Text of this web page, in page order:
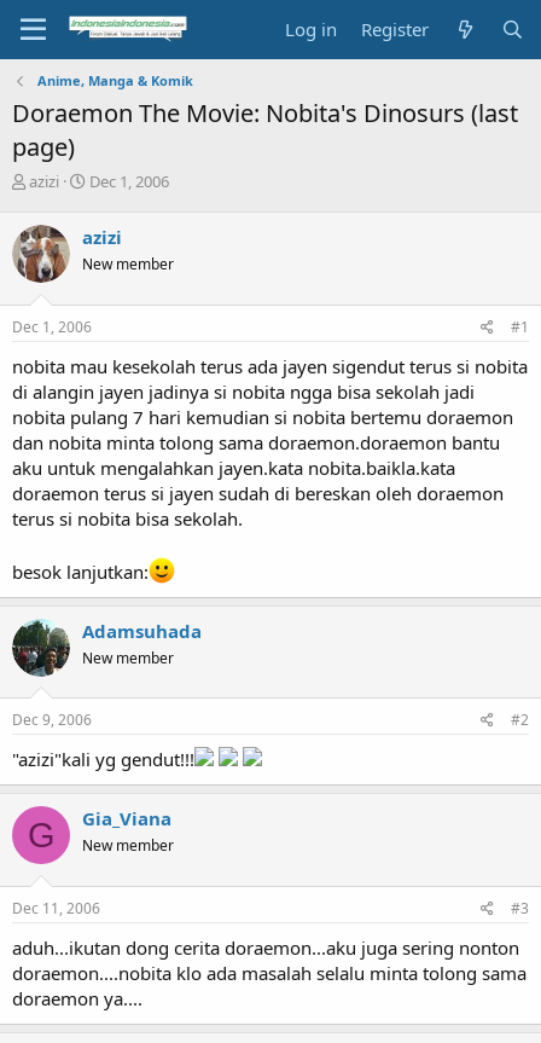
Log in Register
Anime, Manga & Komik
Doraemon The Movie: Nobita's Dinosurs (last
page)
T
r
e
a
d
s
t
r
t
e
r
azizi
S
r
t
a
t
Dec 1, 2006
azizi
New member
Dec 1, 2006 #1
nobita mau kesekolah terus ada jayen sigendut terus si nobita
di alangin jayen jadinya si nobita ngga bisa sekolah jadi
nobita pulang 7 hari kemudian si nobita bertemu doraemon
dan nobita minta tolong sama doraemon.doraemon bantu
aku untuk mengalahkan jayen.kata nobita.baikla.kata
doraemon terus si jayen sudah di bereskan oleh doraemon
terus si nobita bisa sekolah.
besok lanjutkan:
Adamsuhada
New member
Dec 9, 2006 #2
"azizi"kali yg gendut!!!
G Gia_Viana
New member
Dec 11, 2006 #3
aduh...ikutan dong cerita doraemon...aku juga sering nonton
doraemon....nobita klo ada masalah selalu minta tolong sama
doraemon ya....